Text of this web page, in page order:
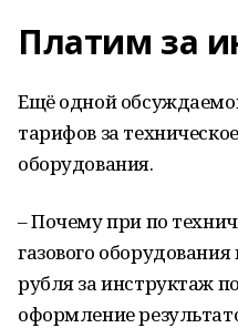
Платим за
Ещё одной
тарифов за
оборудования.
– Почему при по
газового
рубля за инструктаж
оформление